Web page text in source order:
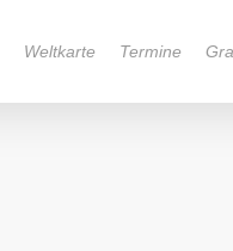
Weltkarte Termine